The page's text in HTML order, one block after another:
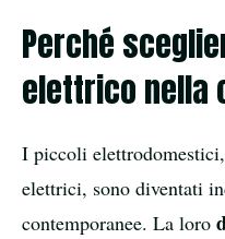
Perché
elettrico nella
I piccoli
elettrici, sono diventati
contemporanee. La loro